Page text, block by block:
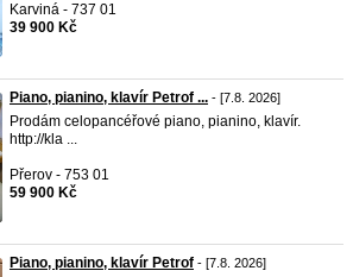
Karviná - 737 01
39 900 Kč
Piano, pianino, klavír Petrof ... - [7.8. 2026]
Prodám celopancéřové piano, pianino, klavír.
http://kla ...
Přerov - 753 01
59 900 Kč
Piano, pianino, klavír Petrof - [7.8. 2026]